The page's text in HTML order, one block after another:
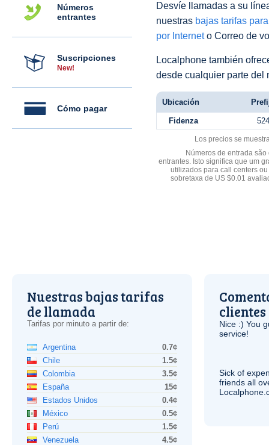
Números
entrantes
Suscripciones
New!
Cómo pagar
Desvíe llamadas a su
nuestras bajas tarifas
por Interneto Correo de
Localphone también
desde cualquier parte del
Ubicación
Fidenza 524
Los precios se
Números de entrada
entrantes. Isto significa que um
utilizados para call centers
sobretaxa de US $0.01
Nuestras bajas tarifas
de llamada
Tarifas por minuto a partir de:
Argentina
0.7¢
Chile
1.5¢
Colombia
3.5¢
España
15¢
Estados Unidos
0.4¢
México
0.5¢
Perú
1.5¢
Venezuela
4.5¢
clientes
Nice :) You
service!
Sick of
friends all